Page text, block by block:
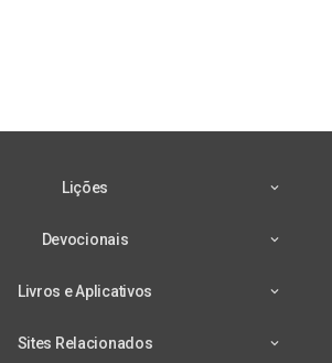
Lições
Devocionais
Livros e Aplicativos
Sites Relacionados